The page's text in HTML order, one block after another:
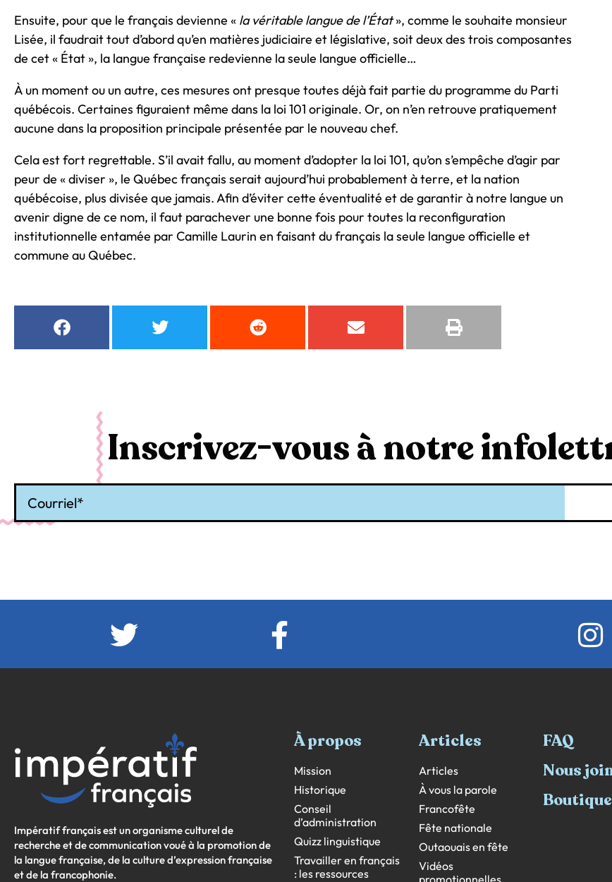
Ensuite, pour que le français devienne « la véritable langue de l’État», comme le souhaite monsieur
Lisée, il faudrait tout d’abord qu’en matières judiciaire et législative, soit deux des trois composantes
de cet « État », la langue française redevienne la seule langue officielle…
À un moment ou un autre, ces mesures ont presque toutes déjà fait partie du programme du Parti
québécois. Certaines figuraient même dans la loi 101 originale. Or, on n’en retrouve pratiquement
aucune dans la proposition principale présentée par le nouveau chef.
Cela est fort regrettable. S’il avait fallu, au moment d’adopter la loi 101, qu’on s’empêche d’agir par
peur de « diviser », le Québec français serait aujourd’hui probablement à terre, et la nation
québécoise, plus divisée que jamais. Afin d’éviter cette éventualité et de garantir à notre langue un
avenir digne de ce nom, il faut parachever une bonne fois pour toutes la reconfiguration
institutionnelle entamée par Camille Laurin en faisant du français la seule langue officielle et
commune au Québec.
Inscrivez-vous à notre
Impératif français est un organisme culturel de
recherche et de communication voué à la promotion de
la langue française, de la culture d’expression française
et de la francophonie.
À propos
Mission
Historique
Conseil
d’administration
Quizz linguistique
Travailler en français
: les ressources
Articles
Articles
À vous la parole
Francofête
Fête nationale
Outaouais en fête
Vidéos
FAQ
Nous
Boutique